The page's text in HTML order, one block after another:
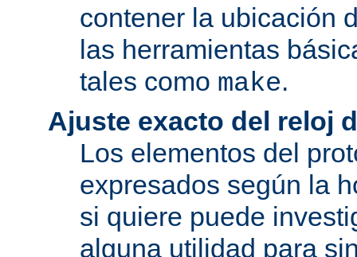
contener la ubicación
las herramientas
tales como make.
Ajuste exacto del reloj
Los elementos del
expresados según la
si quiere puede
alguna utilidad para